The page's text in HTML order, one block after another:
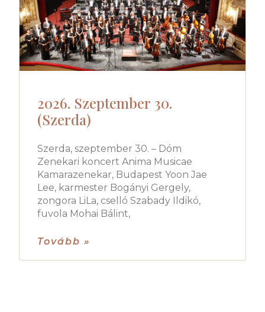
2026. Szeptember 30.
(Szerda)
Szerda, szeptember 30. – Dóm
Zenekari koncert Anima Musicae
Kamarazenekar, Budapest Yoon Jae
Lee, karmester Bogányi Gergely,
zongora LiLa, cselló Szabady Ildikó,
fuvola Mohai Bálint,
Tovább »